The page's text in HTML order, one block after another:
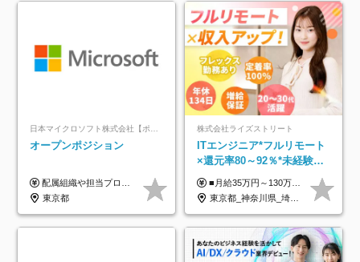
日本マイクロソフト株式会社【ポジションマッチ登録】
オープンポジション
配属組織や担当プロジェクトにより異なります。 ▼参考情報 ----------------------- 年俸650万～（1/12を月々支給） ※経験、能力を考慮の上、当社規定により優遇いたします。 ※時間外、休日出勤、深夜手当に対する賃金も基本年俸に含みます。
東京都
株式会社ライズストリート
ITエンジニア*フルリモート
×還元率80～92％*未経験歓
迎*年休134日*月給35万～*
定着率100%
■月給35万円～130万円＋賞与年2回＋各種手当 ※システムエンジニアの経験をお持ちの方は月給41万円以上＋賞与年2回（108万円～）＋手当 ■単価（年収）アップのチャンスは最大年12回 ※残業代は1分単位で100％全額支給。サービス残業などは一切ありません ※試用期間6ヵ月（試用期間中の待遇・給与に差はありません）
東京都_神奈川県_埼玉県_千葉県_大阪府_愛知県_北海道_青森県_岩手県_宮城県_秋田県_山形県_福島県_茨城県_栃木県_群馬県_新潟県_山梨県_長野県_富山県_石川県_福井県_静岡県_岐阜県_三重県_兵庫県_京都府_滋賀県_奈良県_和歌山県_広島県_岡山県_鳥取県_島根県_山口県_徳島県_香川県_愛媛県_高知県_福岡県_熊本県_佐賀県_長崎県_大分県_宮崎県_鹿児島県_沖縄県